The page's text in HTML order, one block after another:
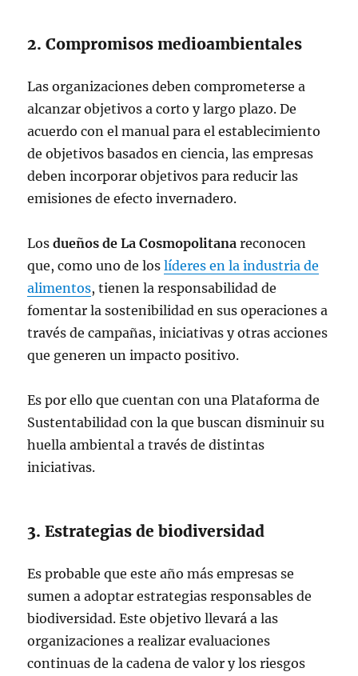
2. Compromisos medioambientales
Las organizaciones deben comprometerse a
alcanzar objetivos a corto y largo plazo. De
acuerdo con el manual para el establecimiento
de objetivos basados en ciencia, las empresas
deben incorporar objetivos para reducir las
emisiones de efecto invernadero.
Los dueños de La Cosmopolitana reconocen
que, como uno de loslíderes en la industria de
alimentos, tienen la responsabilidad de
fomentar la sostenibilidad en sus operaciones a
través de campañas, iniciativas y otras acciones
que generen un impacto positivo.
Es por ello que cuentan con una Plataforma de
Sustentabilidad con la que buscan disminuir su
huella ambiental a través de distintas
iniciativas.
3. Estrategias de biodiversidad
Es probable que este año más empresas se
sumen a adoptar estrategias responsables de
biodiversidad. Este objetivo llevará a las
organizaciones a realizar evaluaciones
continuas de la cadena de valor y los riesgos